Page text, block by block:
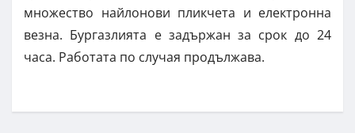
множество найлонови пликчета и електронна
везна. Бургазлията е задържан за срок до 24
часа. Работата по случая продължава.